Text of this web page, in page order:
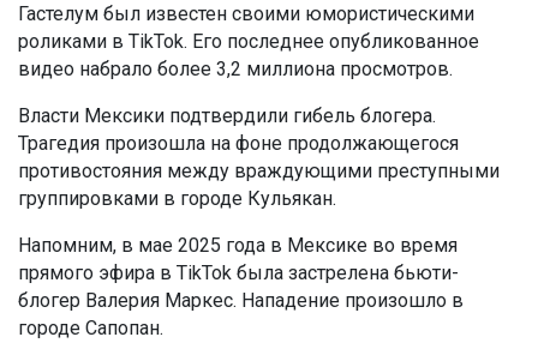
Гастелум был известен своими юмористическими
роликами в TikTok. Его последнее опубликованное
видео набрало более 3,2 миллиона просмотров.
Власти Мексики подтвердили гибель блогера.
Трагедия произошла на фоне продолжающегося
противостояния между враждующими преступными
группировками в городе Кульякан.
Напомним, в мае 2025 года в Мексике во время
прямого эфира в TikTok была застрелена бьюти-
блогер Валерия Маркес. Нападение произошло в
городе Сапопан.